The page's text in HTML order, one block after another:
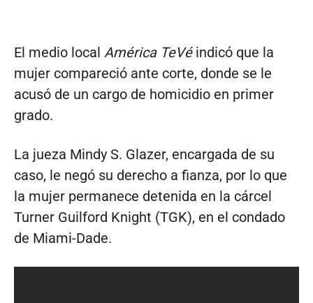
El medio local América TeVéindicó que la
mujer compareció ante corte, donde se le
acusó de un cargo de homicidio en primer
grado.
La jueza Mindy S. Glazer, encargada de su
caso, le negó su derecho a fianza, por lo que
la mujer permanece detenida en la cárcel
Turner Guilford Knight (TGK), en el condado
de Miami-Dade.